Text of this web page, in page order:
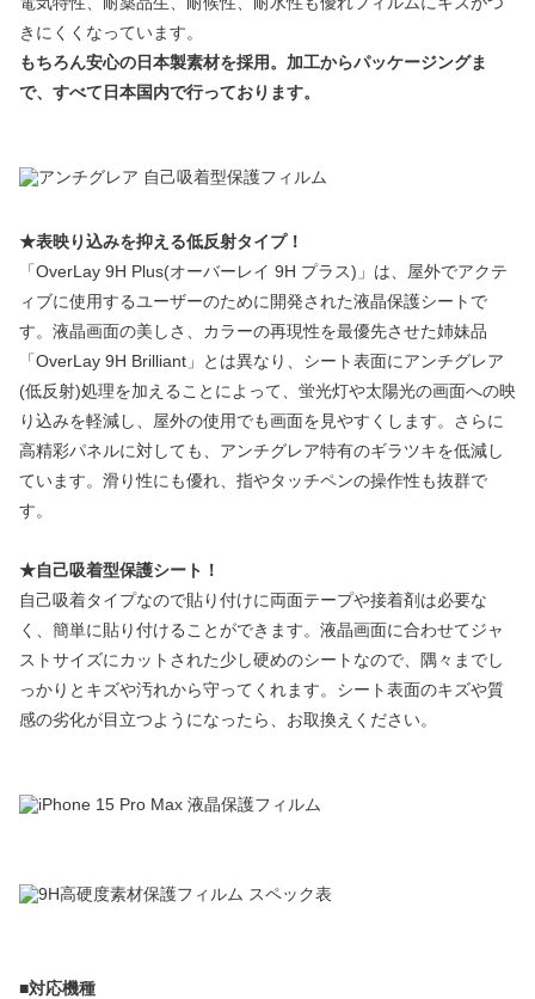
きにくくなっています。
もちろん安心の日本製素材を採用。加工からパッケージングま
で、すべて日本国内で行っております。
★表映り込みを抑える低反射タイプ！
「OverLay 9H Plus(オーバーレイ 9H プラス)」は、屋外でアクテ
ィブに使用するユーザーのために開発された液晶保護シートで
す。液晶画面の美しさ、カラーの再現性を最優先させた姉妹品
「OverLay 9H Brilliant」とは異なり、シート表面にアンチグレア
(低反射)処理を加えることによって、蛍光灯や太陽光の画面への映
り込みを軽減し、屋外の使用でも画面を見やすくします。さらに
高精彩パネルに対しても、アンチグレア特有のギラツキを低減し
ています。滑り性にも優れ、指やタッチペンの操作性も抜群で
す。
★自己吸着型保護シート！
自己吸着タイプなので貼り付けに両面テープや接着剤は必要な
く、簡単に貼り付けることができます。液晶画面に合わせてジャ
ストサイズにカットされた少し硬めのシートなので、隅々までし
っかりとキズや汚れから守ってくれます。シート表面のキズや質
感の劣化が目立つようになったら、お取換えください。
■対応機種